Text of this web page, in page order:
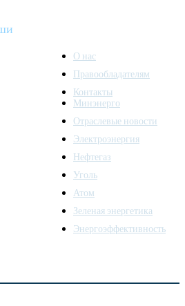
О нас
Правообладателям
Контакты
Минэнерго
Отраслевые новости
Электроэнергия
Нефтегаз
Уголь
Атом
Зеленая энергетика
Энергоэффективность